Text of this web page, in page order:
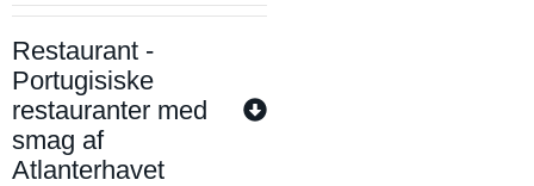
Restaurant -
Portugisiske
restauranter med
smag af
Atlanterhavet